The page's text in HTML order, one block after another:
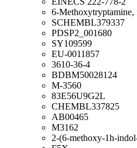
6-Methoxytryptamine,
SCHEMBL379337
PDSP2_001680
SY109599
EU-0011857
3610-36-4
BDBM50028124
M-3560
83E56U9G2L
CHEMBL337825
AB00465
M3162
2-(6-methoxy-1h-